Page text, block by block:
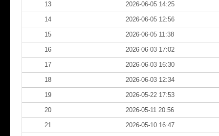
13 2026-06-05 14:25
14 2026-06-05 12:56
15 2026-06-05 11:38
16 2026-06-03 17:02
17 2026-06-03 16:30
18 2026-06-03 12:34
19 2026-05-22 17:53
20 2026-05-11 20:56
21 2026-05-10 16:47